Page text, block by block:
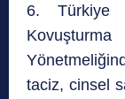
6. Türkiye
taciz, cinsel